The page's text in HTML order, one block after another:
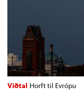
Viðtal Horft til Evrópu